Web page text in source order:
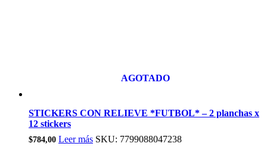
AGOTADO
STICKERS CON RELIEVE *FUTBOL* – 2 planchas x
12 stickers
$784,00 Leer más SKU: 7799088047238